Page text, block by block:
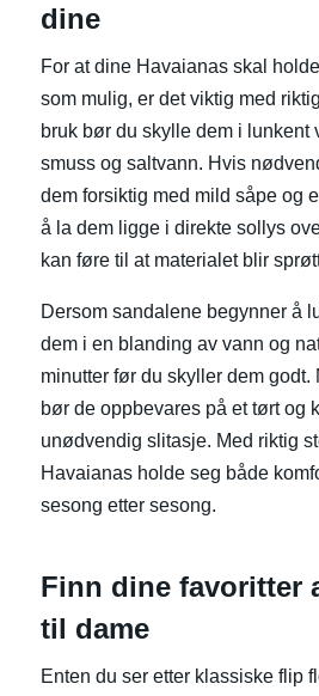
dine
For at dine Havaianas skal
som mulig, er det viktig med
bruk bør du skylle dem i lunkent
smuss og saltvann. Hvis
dem forsiktig med mild såpe og
å la dem ligge i direkte sollys
kan føre til at materialet blir
Dersom sandalene begynner å
dem i en blanding av vann og
minutter før du skyller dem godt.
bør de oppbevares på et tørt og
unødvendig slitasje. Med riktig
Havaianas holde seg både
sesong etter sesong.
Finn dine favoritter
til dame
Enten du ser etter klassiske flip